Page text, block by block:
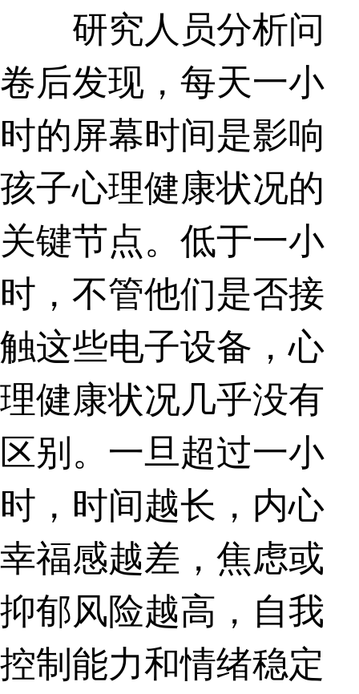
研究人员分析问
卷后发现，每天一小
时的屏幕时间是影响
孩子心理健康状况的
关键节点。低于一小
时，不管他们是否接
触这些电子设备，心
理健康状况几乎没有
区别。一旦超过一小
时，时间越长，内心
幸福感越差，焦虑或
抑郁风险越高，自我
控制能力和情绪稳定